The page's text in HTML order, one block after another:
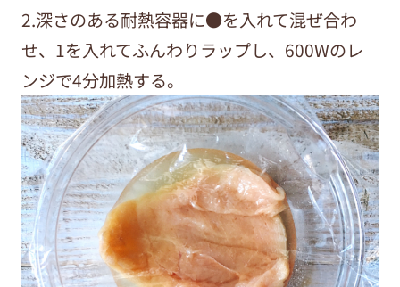
2.深さのある耐熱容器に●を入れて混ぜ合わ
せ、1を入れてふんわりラップし、600Wのレ
ンジで4分加熱する。